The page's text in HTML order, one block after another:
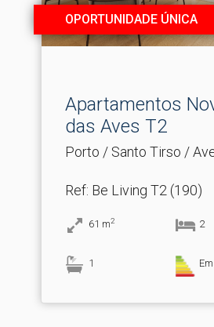
OPORTUNIDADE ÚNICA
Apartamentos
das Aves T2
Porto / Santo Tirso /
Ref: Be Living T2 (190)
61 m2 2
1